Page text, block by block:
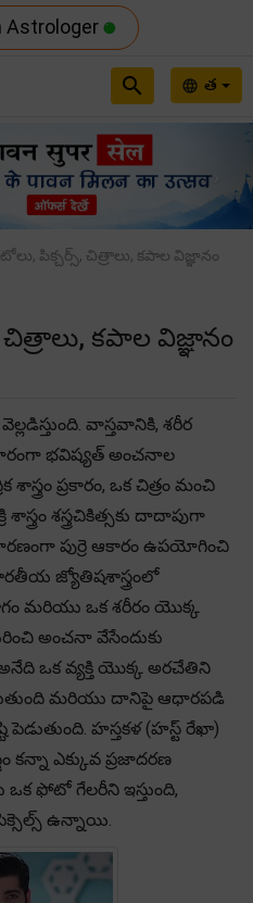
Astrologer
language త
search
పిక్చర్స్, చిత్రాలు, కపాల విజ్ఞానం
చిత్రాలు, కపాల విజ్ఞానం
వాస్తవానికి, శరీర
భవిష్యత్ అంచనాల
ప్రకారం, ఒక చిత్రం మంచి
శస్త్రచికిత్సకు దాదాపుగా
పుర్రె ఆకారం ఉపయోగించి
జ్యోతిషశాస్త్రంలో
మరియు ఒక శరీరం యొక్క
అంచనా వేసేందుకు
ఒక వ్యక్తి యొక్క అరచేతిని
మరియు దానిపై ఆధారపడి
హస్తకళ (హస్ట్ రేఖా)
కన్నా ఎక్కువ ప్రజాదరణ
ఒక ఫోటో గేలరీని ఇస్తుంది,
ఉన్నాయి.